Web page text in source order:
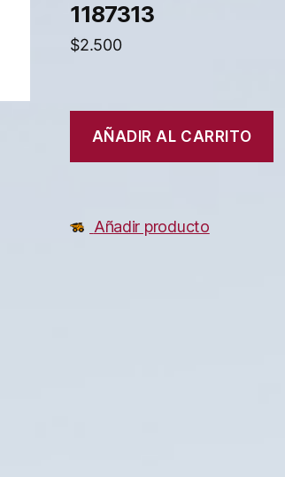
1187313
$2.500
AÑADIR AL CARRITO
Añadir producto